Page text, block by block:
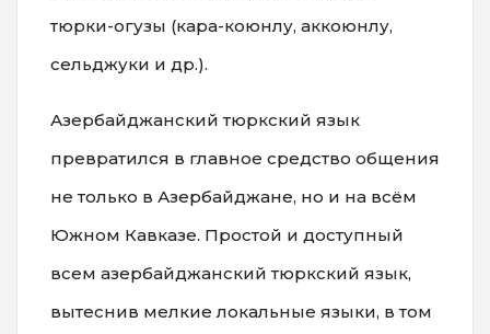
тюрки-огузы (кара-коюнлу, аккоюнлу,
сельджуки и др.).
Азербайджанский тюркский язык
превратился в главное средство общения
не только в Азербайджане, но и на всём
Южном Кавказе. Простой и доступный
всем азербайджанский тюркский язык,
вытеснив мелкие локальные языки, в том